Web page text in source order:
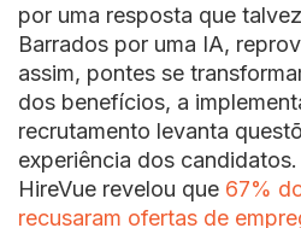
por uma resposta que
Barrados por uma IA,
assim, pontes se
dos benefícios, a
recrutamento levanta
experiência dos
HireVue revelou que 67%
recusaram ofertas de